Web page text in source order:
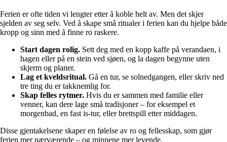
Ferien er ofte tiden vi lengter etter å koble helt av. Men det skjer
sjelden av seg selv. Ved å skape små ritualer i ferien kan du hjelpe både
kropp og sinn med å finne ro raskere.
Start dagen rolig. Sett deg med en kopp kaffe på verandaen, i
hagen eller på en stein ved sjøen, og la dagen begynne uten
skjerm og planer.
Lag et kveldsritual. Gå en tur, se solnedgangen, eller skriv ned
tre ting du er takknemlig for.
Skap felles rytmer. Hvis du er sammen med familie eller
venner, kan dere lage små tradisjoner – for eksempel et
morgenbad, en fast is-tur, eller brettspill etter middagen.
Disse gjentakelsene skaper en følelse av ro og fellesskap, som gjør
ferien mer nærværende – og minnene mer levende.